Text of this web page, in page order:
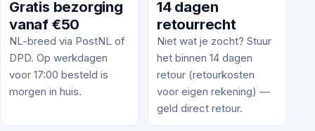
Gratis bezorging
vanaf €50
NL-breed via PostNL of
DPD. Op werkdagen
voor 17:00 besteld is
morgen in huis.
14 dagen
retourrecht
Niet wat je zocht? Stuur
het binnen 14 dagen
retour (retourkosten
voor eigen rekening) —
geld direct retour.